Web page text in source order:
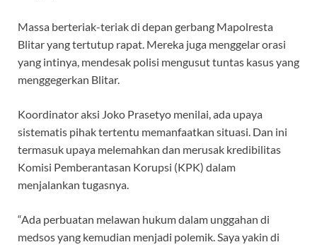
Massa berteriak-teriak di depan gerbang Mapolresta
Blitar yang tertutup rapat. Mereka juga menggelar orasi
yang intinya, mendesak polisi mengusut tuntas kasus yang
menggegerkan Blitar.
Koordinator aksi Joko Prasetyo menilai, ada upaya
sistematis pihak tertentu memanfaatkan situasi. Dan ini
termasuk upaya melemahkan dan merusak kredibilitas
Komisi Pemberantasan Korupsi (KPK) dalam
menjalankan tugasnya.
“Ada perbuatan melawan hukum dalam unggahan di
medsos yang kemudian menjadi polemik. Saya yakin di